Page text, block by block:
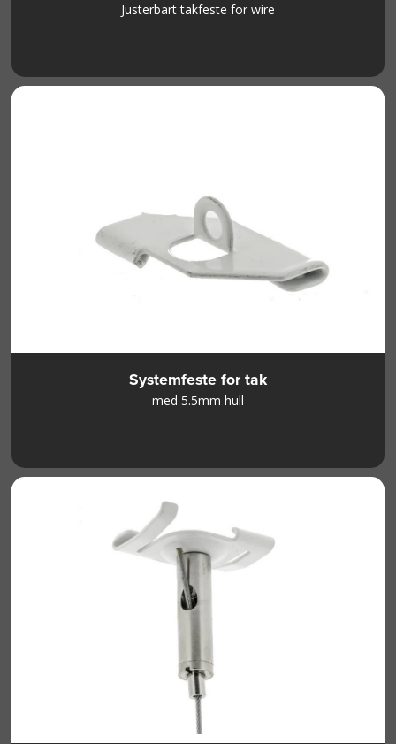
Justerbart takfeste for wire
Systemfeste for tak
med 5.5mm hull